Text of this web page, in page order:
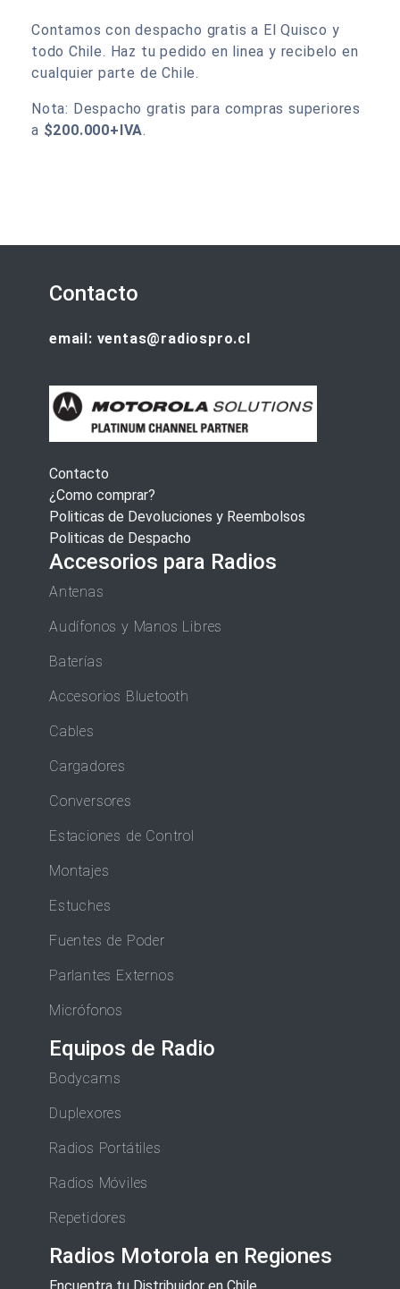
Contamos con despacho gratis a El Quisco y
todo Chile. Haz tu pedido en linea y recibelo en
cualquier parte de Chile.
Nota: Despacho gratis para compras superiores
a $200.000+IVA.
Contacto
email: ventas@radiospro.cl
Contacto
¿Como comprar?
Politicas de Devoluciones y Reembolsos
Politicas de Despacho
Accesorios para Radios
Antenas
Audífonos y Manos Libres
Baterías
Accesorios Bluetooth
Cables
Cargadores
Conversores
Estaciones de Control
Montajes
Estuches
Fuentes de Poder
Parlantes Externos
Micrófonos
Equipos de Radio
Bodycams
Duplexores
Radios Portátiles
Radios Móviles
Repetidores
Radios Motorola en Regiones